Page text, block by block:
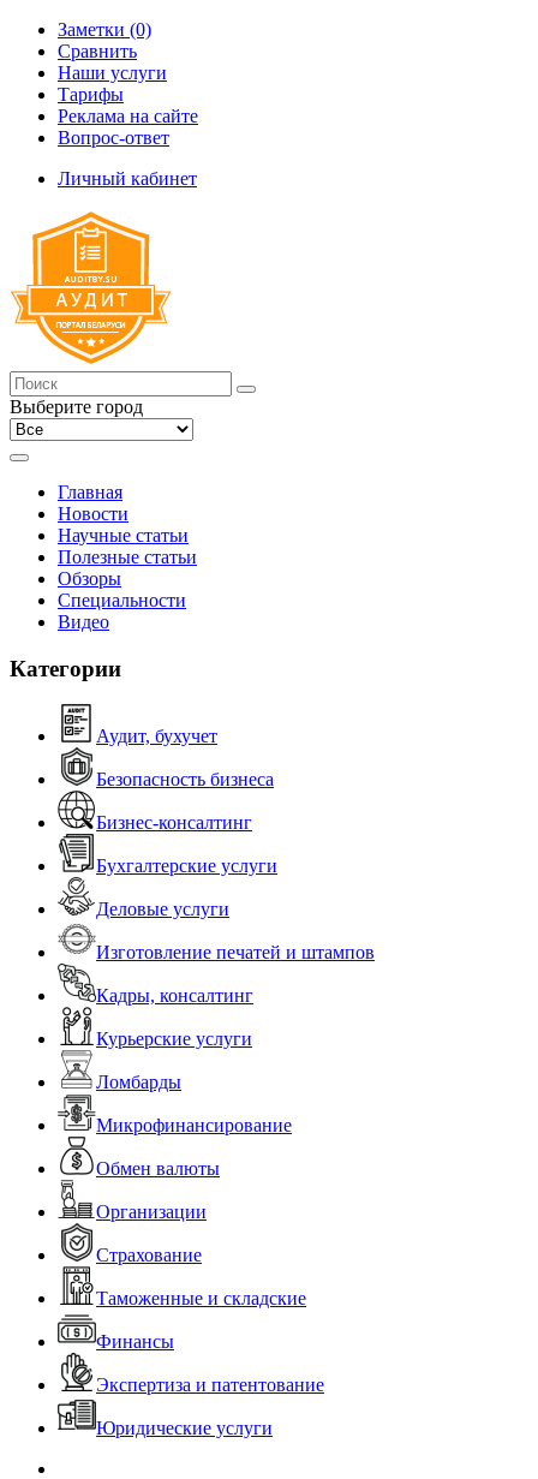
Заметки (0)
Сравнить
Наши услуги
Тарифы
Реклама на сайте
Вопрос-ответ
Личный кабинет
Выберите город
Главная
Новости
Научные статьи
Полезные статьи
Обзоры
Специальности
Видео
Категории
Аудит, бухучет
Безопасность бизнеса
Бизнес-консалтинг
Бухгалтерские услуги
Деловые услуги
Изготовление печатей и штампов
Кадры, консалтинг
Курьерские услуги
Ломбарды
Микрофинансирование
Обмен валюты
Организации
Страхование
Таможенные и складские
Финансы
Экспертиза и патентование
Юридические услуги